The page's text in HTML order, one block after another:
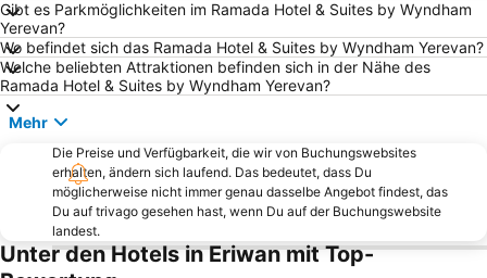
Gibt es Parkmöglichkeiten im Ramada Hotel & Suites by Wyndham
Yerevan?
Wo befindet sich das Ramada Hotel & Suites by Wyndham Yerevan?
Welche beliebten Attraktionen befinden sich in der Nähe des
Ramada Hotel & Suites by Wyndham Yerevan?
Mehr
Die Preise und Verfügbarkeit, die wir von Buchungswebsites
erhalten, ändern sich laufend. Das bedeutet, dass Du
möglicherweise nicht immer genau dasselbe Angebot findest, das
Du auf trivago gesehen hast, wenn Du auf der Buchungswebsite
landest.
Unter den Hotels in Eriwan mit Top-